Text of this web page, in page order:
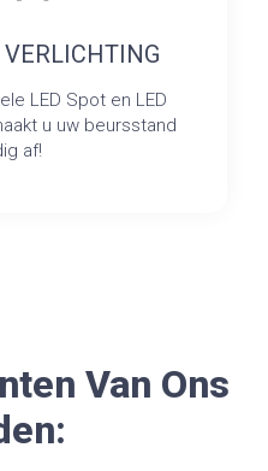
LED Spot en LED
u uw beursstand
af!
Van Ons